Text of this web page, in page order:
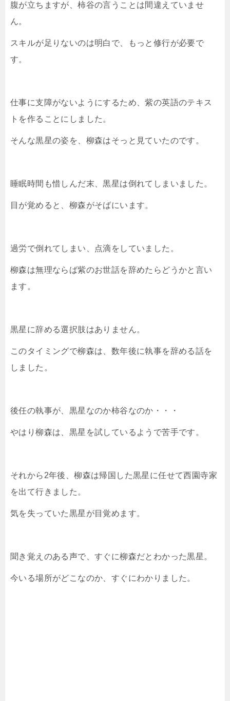
腹が立ちますが、柿谷の言うことは間違えていませ
ん。
スキルが足りないのは明白で、もっと修行が必要で
す。
仕事に支障がないようにするため、紫の英語のテキス
トを作ることにしました。
そんな黒星の姿を、柳森はそっと見ていたのです。
睡眠時間も惜しんだ末、黒星は倒れてしまいました。
目が覚めると、柳森がそばにいます。
過労で倒れてしまい、点滴をしていました。
柳森は無理ならば紫のお世話を辞めたらどうかと言い
ます。
黒星に辞める選択肢はありません。
このタイミングで柳森は、数年後に執事を辞める話を
しました。
後任の執事が、黒星なのか柿谷なのか・・・
やはり柳森は、黒星を試しているようで苦手です。
それから2年後、柳森は帰国した黒星に任せて西園寺家
を出て行きました。
気を失っていた黒星が目覚めます。
聞き覚えのある声で、すぐに柳森だとわかった黒星。
今いる場所がどこなのか、すぐにわかりました。